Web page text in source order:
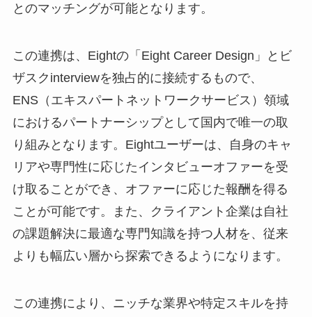
とのマッチングが可能となります。
この連携は、Eightの「Eight Career Design」とビ
ザスクinterviewを独占的に接続するもので、
ENS（エキスパートネットワークサービス）領域
におけるパートナーシップとして国内で唯一の取
り組みとなります。Eightユーザーは、自身のキャ
リアや専門性に応じたインタビューオファーを受
け取ることができ、オファーに応じた報酬を得る
ことが可能です。また、クライアント企業は自社
の課題解決に最適な専門知識を持つ人材を、従来
よりも幅広い層から探索できるようになります。
この連携により、ニッチな業界や特定スキルを持